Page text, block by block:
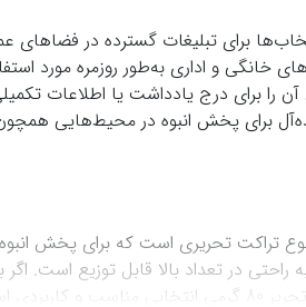
و اداری به‌طور روزمره مورد
را برای درج یادداشت یا اطلاعات
برای پخش انبوه در محیط‌هایی
تراکت تحریری است که برای پخش
در تعداد بالا قابل توزیع است.
است.